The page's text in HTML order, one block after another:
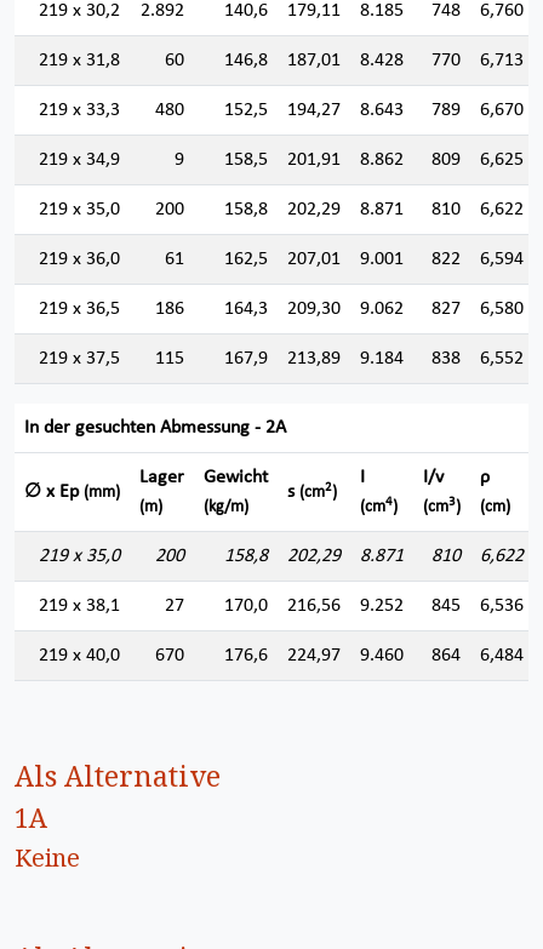
219 x 30,2 2.892 140,6 179,11 8.185 748 6,760
219 x 31,8 60 146,8 187,01 8.428 770 6,713
219 x 33,3 480 152,5 194,27 8.643 789 6,670
219 x 34,9 9 158,5 201,91 8.862 809 6,625
219 x 35,0 200 158,8 202,29 8.871 810 6,622
219 x 36,0 61 162,5 207,01 9.001 822 6,594
219 x 36,5 186 164,3 209,30 9.062 827 6,580
219 x 37,5 115 167,9 213,89 9.184 838 6,552
In der gesuchten Abmessung - 2A
∅ x Ep (mm)
Lager
(m)
Gewicht
(kg/m)
s (cm2)
I
(cm4)
I/v
(cm3)
ρ
(cm)
219 x 35,0 200 158,8 202,29 8.871 810 6,622
219 x 38,1 27 170,0 216,56 9.252 845 6,536
219 x 40,0 670 176,6 224,97 9.460 864 6,484
Als Alternative
1A
Keine